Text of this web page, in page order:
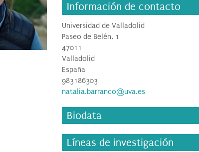
Información de contacto
Universidad de Valladolid
Paseo de Belén, 1
47011
Valladolid
España
983186303
natalia.barranco@uva.es
Biodata
Líneas de investigación